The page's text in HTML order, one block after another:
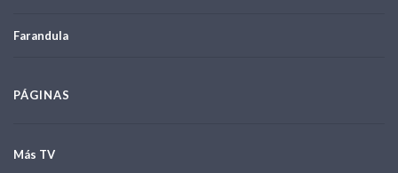
Farandula
PÁGINAS
Más TV